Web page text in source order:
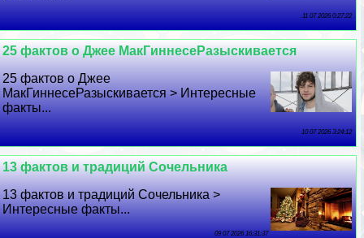
11 07 2026 0:27:22
25 фактов о Джее МакГиннесеРазыскивается
25 фактов о Джее
МакГиннесеРазыскивается > Интересные
факты...
10 07 2026 3:24:12
13 фактов и традиций Сочельника
13 фактов и традиций Сочельника >
Интересные факты...
09 07 2026 16:31:37